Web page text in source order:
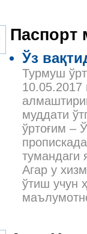
II
вопросы
Налоговое
Республики
Сборник
правовых
Данное
по сути
сборник
правовых
Паспорт
Ўз
Турмуш
10.05.2017
муддати
ўртоғим –
тумандаги
Агар у
ўтиш учун